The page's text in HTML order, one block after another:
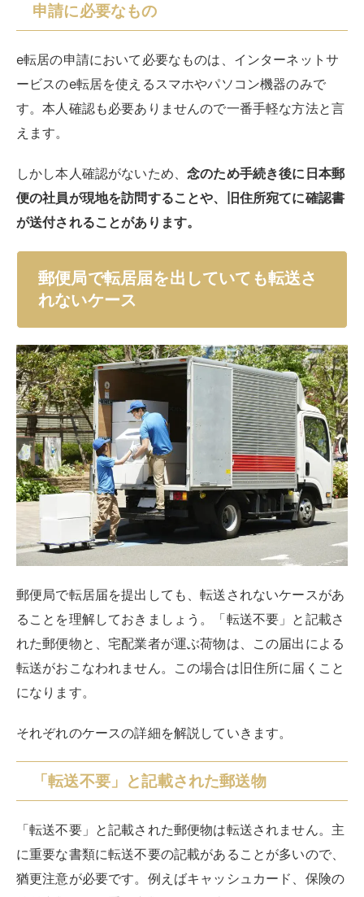
申請に必要なもの
e転居の申請において必要なものは、インターネットサ
ービスのe転居を使えるスマホやパソコン機器のみで
す。本人確認も必要ありませんので一番手軽な方法と言
えます。
しかし本人確認がないため、念のため手続き後に日本郵
便の社員が現地を訪問することや、旧住所宛てに確認書
が送付されることがあります。
郵便局で転居届を出していても転送さ
れないケース
郵便局で転居届を提出しても、転送されないケースがあ
ることを理解しておきましょう。「転送不要」と記載さ
れた郵便物と、宅配業者が運ぶ荷物は、この届出による
転送がおこなわれません。この場合は旧住所に届くこと
になります。
それぞれのケースの詳細を解説していきます。
「転送不要」と記載された郵送物
「転送不要」と記載された郵便物は転送されません。主
に重要な書類に転送不要の記載があることが多いので、
猶更注意が必要です。例えばキャッシュカード、保険の